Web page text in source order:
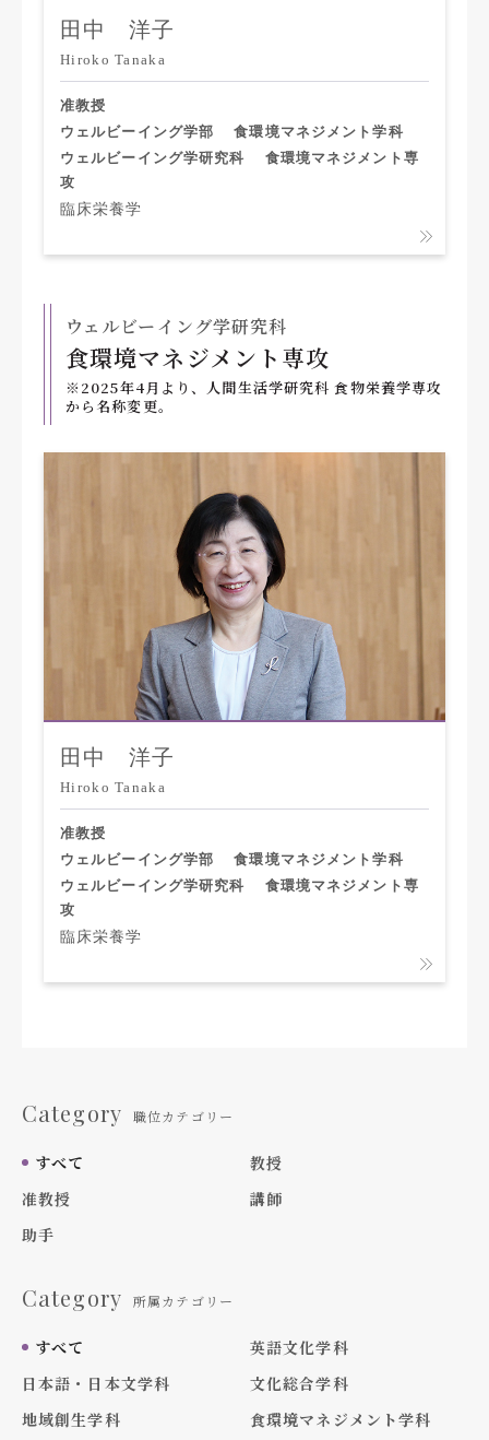
田中 洋子
Hiroko Tanaka
准教授
ウェルビーイング学部
食環境マネジメント学科
ウェルビーイング学研究科
食環境マネジメント専
攻
臨床栄養学
ウェルビーイング学研究科
食環境マネジメント専攻
※2025年4月より、人間生活学研究科 食物栄養学専攻
から名称変更。
田中 洋子
Hiroko Tanaka
准教授
ウェルビーイング学部
食環境マネジメント学科
ウェルビーイング学研究科
食環境マネジメント専
攻
臨床栄養学
Category 職位カテゴリー
すべて
教授
准教授
講師
助手
Category 所属カテゴリー
すべて
英語文化学科
日本語・日本文学科
文化総合学科
地域創生学科
食環境マネジメント学科